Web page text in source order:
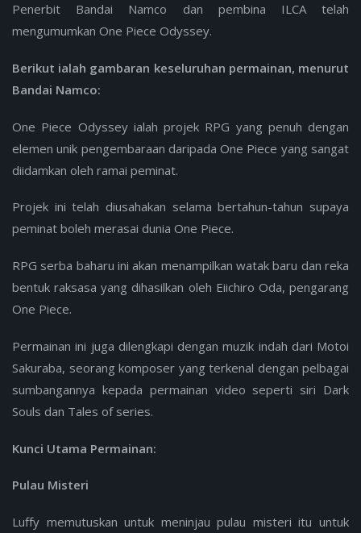
Penerbit Bandai Namco dan pembina ILCA telah
mengumumkan One Piece Odyssey.
Berikut ialah gambaran keseluruhan permainan, menurut
Bandai Namco:
One Piece Odyssey ialah projek RPG yang penuh dengan
elemen unik pengembaraan daripada One Piece yang sangat
diidamkan oleh ramai peminat.
Projek ini telah diusahakan selama bertahun-tahun supaya
peminat boleh merasai dunia One Piece.
RPG serba baharu ini akan menampilkan watak baru dan reka
bentuk raksasa yang dihasilkan oleh Eiichiro Oda, pengarang
One Piece.
Permainan ini juga dilengkapi dengan muzik indah dari Motoi
Sakuraba, seorang komposer yang terkenal dengan pelbagai
sumbangannya kepada permainan video seperti siri Dark
Souls dan Tales of series.
Kunci Utama Permainan:
Pulau Misteri
Luffy memutuskan untuk meninjau pulau misteri itu untuk